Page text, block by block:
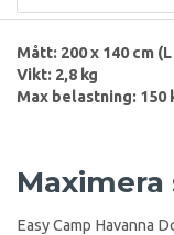
Mått: 200 x 140 cm
Vikt: 2,8 kg
Max belastning: 150
Easy Camp Havanna